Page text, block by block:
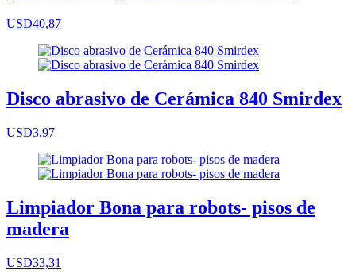
USD40,87
Disco abrasivo de Cerámica 840 Smirdex
USD3,97
Limpiador Bona para robots- pisos de
madera
USD33,31